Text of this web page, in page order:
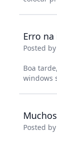
Erro
Posted by
Boa
windows
Posted by